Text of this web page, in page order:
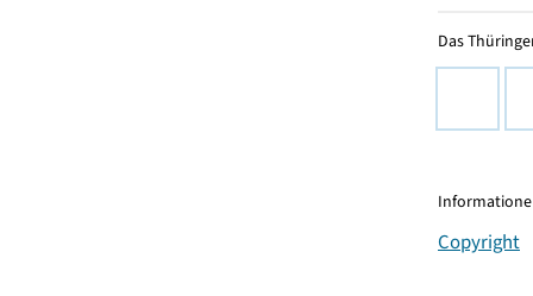
Das
Copyright